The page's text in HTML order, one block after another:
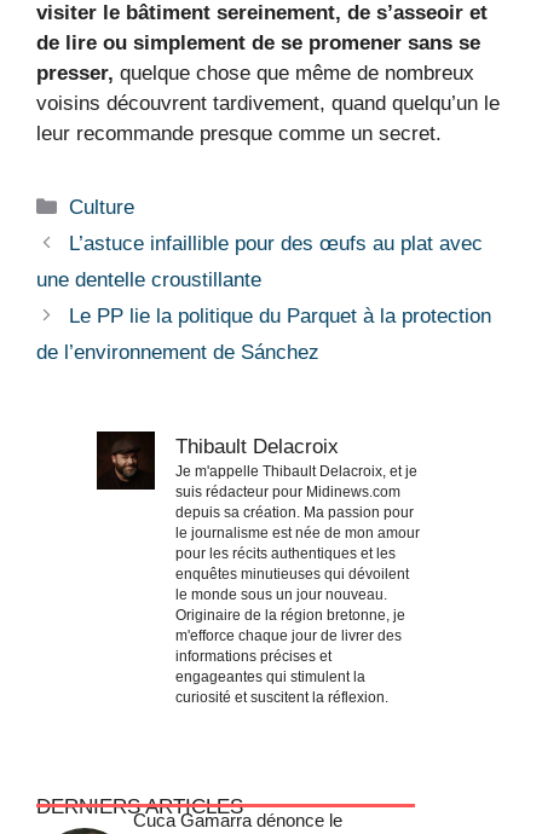
visiter le bâtiment sereinement, de s’asseoir et
de lire ou simplement de se promener sans se
presser, quelque chose que même de nombreux
voisins découvrent tardivement, quand quelqu’un le
leur recommande presque comme un secret.
Catégories
Culture
L’astuce infaillible pour des œufs au plat avec
une dentelle croustillante
Le PP lie la politique du Parquet à la protection
de l’environnement de Sánchez
Thibault Delacroix
Je m'appelle Thibault Delacroix, et je
suis rédacteur pour Midinews.com
depuis sa création. Ma passion pour
le journalisme est née de mon amour
pour les récits authentiques et les
enquêtes minutieuses qui dévoilent
le monde sous un jour nouveau.
Originaire de la région bretonne, je
m'efforce chaque jour de livrer des
informations précises et
engageantes qui stimulent la
curiosité et suscitent la réflexion.
DERNIERS ARTICLES
Cuca Gamarra dénonce le